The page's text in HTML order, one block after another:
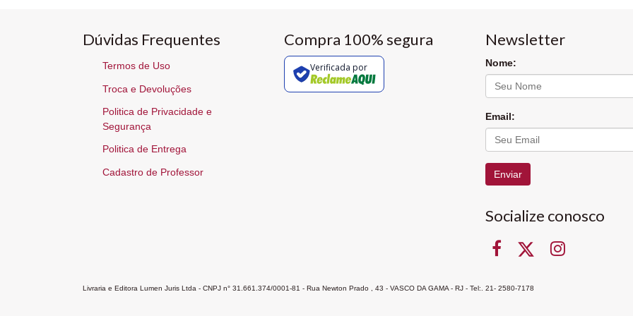
Dúvidas Frequentes
Termos de Uso
Troca e Devoluções
Politica de Privacidade e
Segurança
Politica de Entrega
Cadastro de Professor
Compra 100% segura
Verificada por
Newsletter
Nome:
Email:
Enviar
Socialize conosco
Livraria e Editora Lumen Juris Ltda - CNPJ n° 31.661.374/0001-81 - Rua Newton Prado , 43 - VASCO DA GAMA - RJ - Tel:. 21- 2580-7178